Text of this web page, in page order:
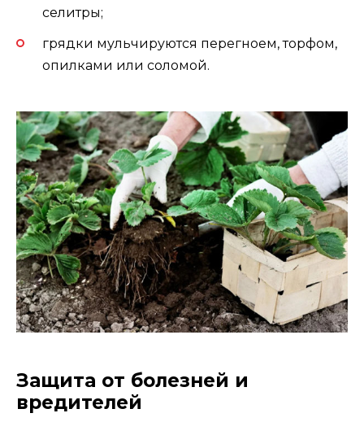
селитры;
грядки мульчируются перегноем, торфом,
опилками или соломой.
Защита от болезней и
вредителей